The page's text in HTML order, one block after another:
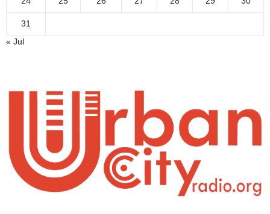
31
« Jul